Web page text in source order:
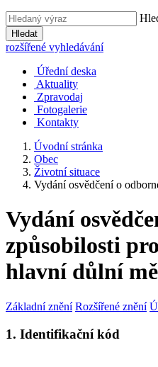
Hledat
rozšířené vyhledávání
Úřední deska
Aktuality
Zpravodaj
Fotogalerie
Kontakty
Úvodní stránka
Obec
Životní situace
Vydání osvědčení o
Vydání
způsobilosti
hlavní důlní
Základní znění Rozšířené znění
1. Identifikační kód